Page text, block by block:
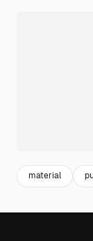
material